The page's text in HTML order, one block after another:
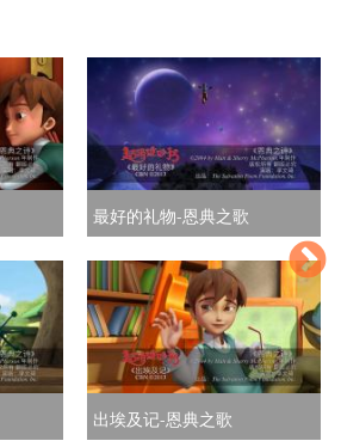
最好的礼物-恩典之歌
出埃及记-恩典之歌